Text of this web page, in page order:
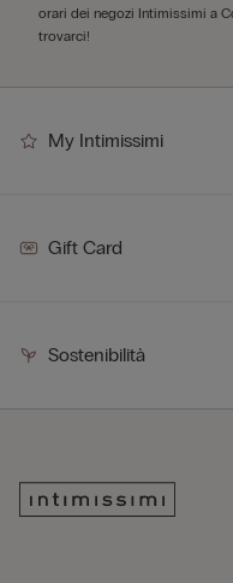
orari dei negozi Intimissimi a
trovarci!
My Intimissimi
Gift Card
Sostenibilità